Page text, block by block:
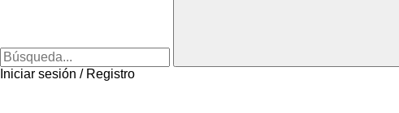
Iniciar sesión / Registro